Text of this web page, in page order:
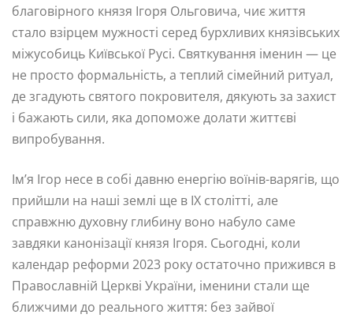
благовірного князя Ігоря Ольговича, чиє життя
стало взірцем мужності серед бурхливих князівських
міжусобиць Київської Русі. Святкування іменин — це
не просто формальність, а теплий сімейний ритуал,
де згадують святого покровителя, дякують за захист
і бажають сили, яка допоможе долати життєві
випробування.
Ім’я Ігор несе в собі давню енергію воїнів-варягів, що
прийшли на наші землі ще в IX столітті, але
справжню духовну глибину воно набуло саме
завдяки канонізації князя Ігоря. Сьогодні, коли
календар реформи 2023 року остаточно прижився в
Православній Церкві України, іменини стали ще
ближчими до реального життя: без зайвої